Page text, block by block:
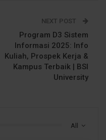
NEXT POST
Program D3 Sistem
Informasi 2025: Info
Kuliah, Prospek Kerja &
Kampus Terbaik | BSI
University
All